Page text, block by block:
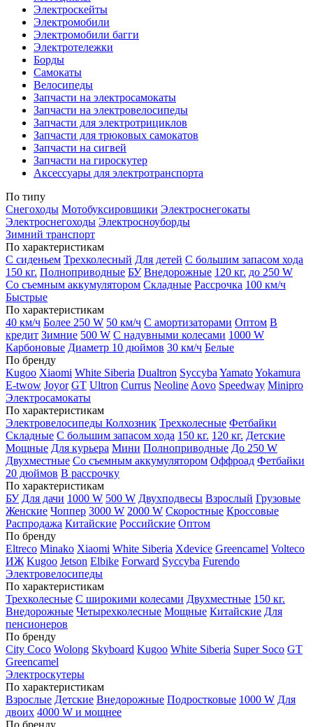
Электроскейты
Электромобили
Электромобили багги
Электротележки
Борды
Самокаты
Велосипеды
Запчасти на электросамокаты
Запчасти на электровелосипеды
Запчасти для электротрициклов
Запчасти для трюковых самокатов
Запчасти на сигвей
Запчасти на гироскутер
Аксессуары для электротранспорта
По типу
Снегоходы Мотобуксировщики Электроснегокаты
Электроснегоходы Электросноуборды
Зимний транспорт
По характеристикам
С сиденьем Трехколесный Для детей С большим запасом хода
150 кг. Полноприводные БУ Внедорожные 120 кг. до 250 W
Со съемным аккумулятором Складные Рассрочка 100 км/ч
Быстрые
По характеристикам
40 км/ч Более 250 W 50 км/ч С амортизаторами Оптом В
кредит Зимние 500 W С надувными колесами 1000 W
Карбоновые Диаметр 10 дюймов 30 км/ч Белые
По бренду
Kugoo Xiaomi White Siberia Dualtron Syccyba YamatoYokamura
E-twow Joyor GT Ultron Currus Neoline Aovo Speedway Minipro
Электросамокаты
По характеристикам
Электровелосипеды Колхозник Трехколесные Фетбайки
Складные С большим запасом хода 150 кг. 120 кг. Детские
Мощные Для курьера Мини Полноприводные До 250 W
Двухместные Со съемным аккумулятором Оффроад Фетбайки
20 дюймов В рассрочку
По характеристикам
БУ Для дачи 1000 W 500 W Двухподвесы Взрослый Грузовые
Женские Чоппер 3000 W 2000 W Скоростные Кроссовые
Распродажа Китайские Российские Оптом
По бренду
Eltreco Minako Xiaomi White Siberia Xdevice Greencamel Volteco
ИЖ Kugoo Jetson Elbike Forward Syccyba Furendo
Электровелосипеды
По характеристикам
Трехколесные С широкими колесами Двухместные 150 кг.
Внедорожные Четырехколесные Мощные Китайские Для
пенсионеров
По бренду
City Coco Wolong Skyboard Kugoo White Siberia Super Soco GT
Greencamel
Электроскутеры
По характеристикам
Взрослые Детские Внедорожные Подростковые 1000 W Для
двоих 4000 W и мощнее
По бренду